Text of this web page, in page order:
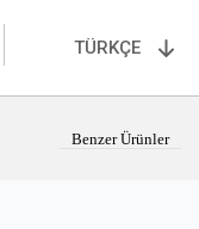
TÜRKÇE
Benzer Ürünler